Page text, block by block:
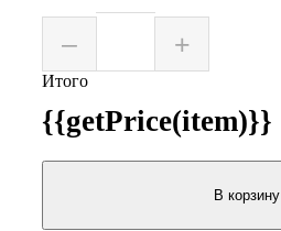
– +
Итого
{{getPrice(item)}}
В корзину